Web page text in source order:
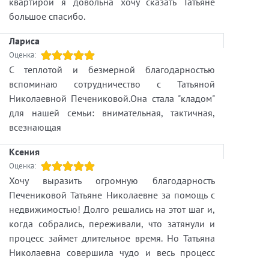
большое спасибо.
Лариса
Оценка:
С теплотой и безмерной благодарностью
вспоминаю сотрудничество с Татьяной
Николаевной Печениковой.Она стала "кладом"
для нашей семьи: внимательная, тактичная,
всезнающая
Kсения
Оценка:
Хочу выразить огромную благодарность
Печениковой Татьяне Николаевне за помощь с
недвижимостью! Долго решались на этот шаг и,
когда собрались, переживали, что затянули и
процесс займет длительное время. Но Татьяна
Николаевна совершила чудо и весь процесс